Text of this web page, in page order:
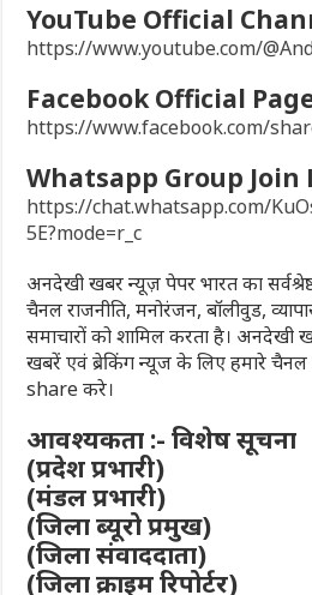
YouTube Official
https://www.youtube.com/
Facebook Official
https://www.facebook.com/
Whatsapp Group Join
https://chat.whatsapp.com/
5E?mode=r_c
अनदेखी खबर न्यूज़ पेपर भारत का
चैनल राजनीति, मनोरंजन, बॉलीवुड,
समाचारों को शामिल करता है।
खबरें एवं ब्रेकिंग न्यूज के लिए हमारे
share करे।
आवश्यकता :- विशेष सूचना
(प्रदेश प्रभारी)
(मंडल प्रभारी)
(जिला ब्यूरो प्रमुख)
(जिला संवाददाता)
(जिला क्राइम रिपोर्टर)